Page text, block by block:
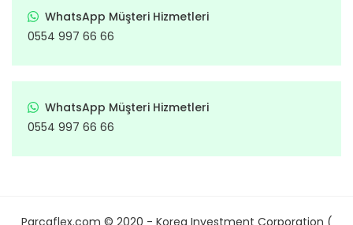
WhatsApp Müşteri Hizmetleri
0554 997 66 66
WhatsApp Müşteri Hizmetleri
0554 997 66 66
Parcaflex.com © 2020 - Korea Investment Corporation (